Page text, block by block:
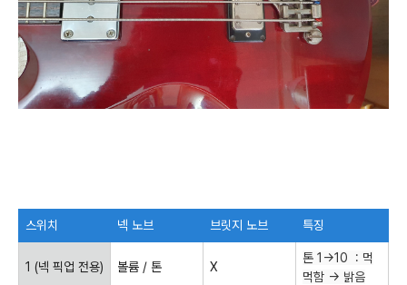
스위치 넥 노브 브릿지 노브 특징
1 (넥 픽업 전용) 볼륨 / 톤 X
톤 1→10 : 먹
먹함 → 밝음